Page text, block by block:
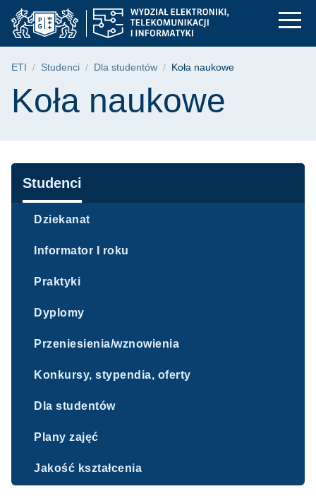
Przejdź
do
menu
Przejdź
do
wyszukiwarki
Przejdź
do
treści
Koła naukowe |
Ścieżka nawigacyjna
ETI Studenci Dla studentów Koła naukowe
Treść strony
Koła naukowe
Nawigacja
Studenci
Dziekanat
Informator I roku
Praktyki
Dyplomy
Przeniesienia/wznowienia
Konkursy, stypendia, oferty
Dla studentów
Plany zajęć
Jakość kształcenia